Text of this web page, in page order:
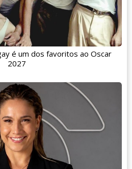
é um dos favoritos ao Oscar
2027